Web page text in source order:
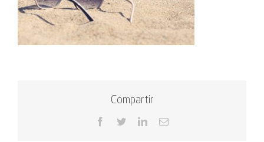
Compartir
Facebook
TwitterLinkedInCorreo